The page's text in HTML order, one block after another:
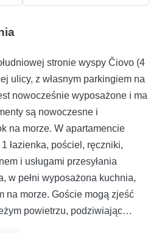
stronie wyspy Čiovo (4
ulicy, z własnym parkingiem na
nowocześnie wyposażone i ma
są nowoczesne i
na morze. W apartamencie
łazienka, pościel, ręczniki,
i usługami przesyłania
w pełni wyposażona kuchnia,
na morze. Goście mogą zjeść
powietrzu, podziwiając